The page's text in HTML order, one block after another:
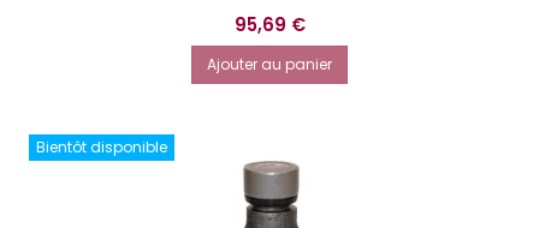
Prix
95,69 €
Ajouter au panier
Bientôt disponible